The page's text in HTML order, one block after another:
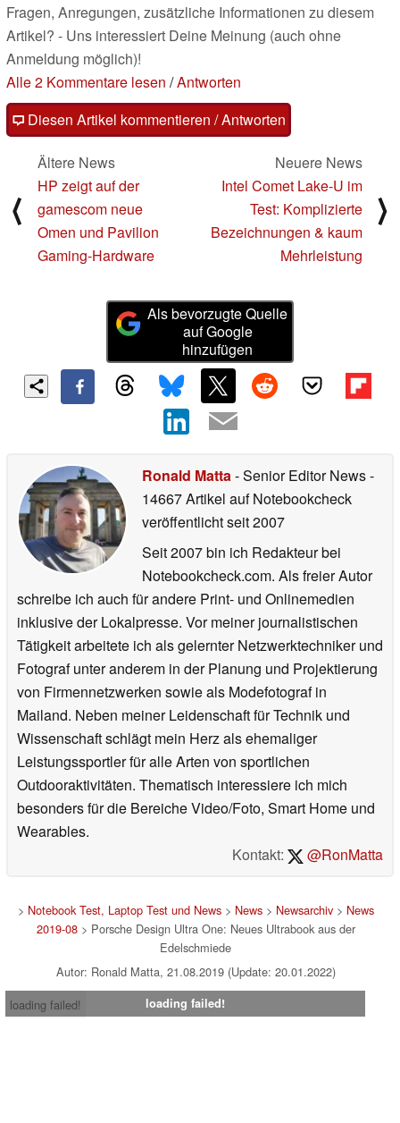
Fragen, Anregungen, zusätzliche Informationen zu diesem
Artikel? - Uns interessiert Deine Meinung (auch ohne
Anmeldung möglich)!
Alle 2 Kommentare lesen /Antworten
Diesen Artikel kommentieren / Antworten
⟨
Ältere News
HP zeigt auf der
gamescom neue
Omen und Pavilion
Gaming-Hardware
Neuere News
Intel Comet Lake-U im
Test: Komplizierte
Bezeichnungen & kaum
Mehrleistung
⟩
Als bevorzugte Quelle
auf Google
hinzufügen
Ronald Matta- Senior Editor News-
14667 Artikel auf Notebookcheck
veröffentlichtseit 2007
Seit 2007 bin ich Redakteur bei
Notebookcheck.com. Als freier Autor
schreibe ich auch für andere Print- und Onlinemedien
inklusive der Lokalpresse. Vor meiner journalistischen
Tätigkeit arbeitete ich als gelernter Netzwerktechniker und
Fotograf unter anderem in der Planung und Projektierung
von Firmennetzwerken sowie als Modefotograf in
Mailand. Neben meiner Leidenschaft für Technik und
Wissenschaft schlägt mein Herz als ehemaliger
Leistungssportler für alle Arten von sportlichen
Outdooraktivitäten. Thematisch interessiere ich mich
besonders für die Bereiche Video/Foto, Smart Home und
Wearables.
Kontakt:
@RonMatta
> Notebook Test, Laptop Test und News> News> Newsarchiv> News
2019-08> Porsche Design Ultra One: Neues Ultrabook aus der
Edelschmiede
Autor: Ronald Matta, 21.08.2019 (Update: 20.01.2022)
loading failed!
loading failed!